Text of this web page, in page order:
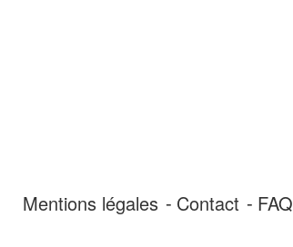
Mentions légales Contact FAQ